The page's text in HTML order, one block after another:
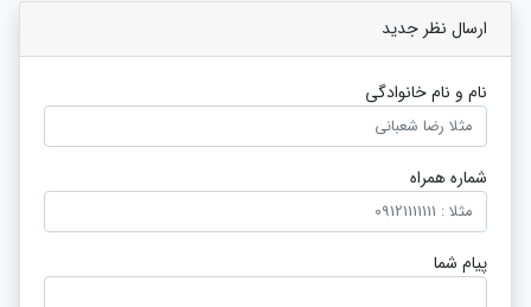
ارسال نظر جدید
نام و نام خانوادگی
شماره همراه
پیام شما